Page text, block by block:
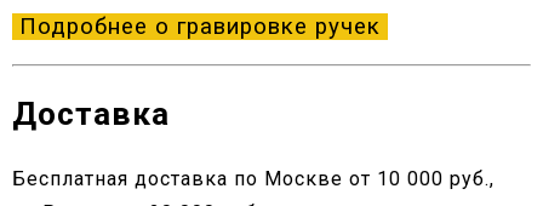
Подробнее о гравировке ручек
Доставка
Бесплатная доставка по Москве от 10 000 руб.,